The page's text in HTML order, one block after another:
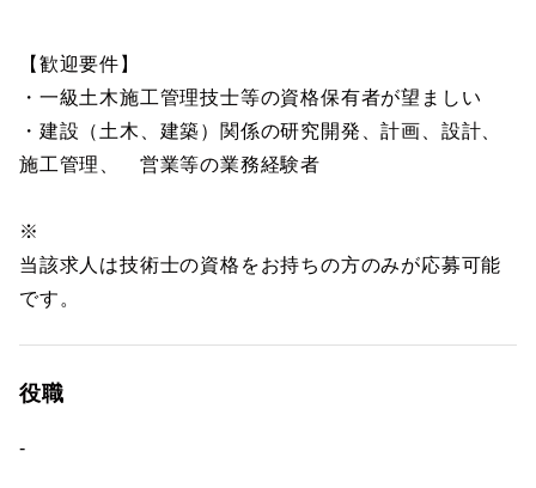
【歓迎要件】
・一級土木施工管理技士等の資格保有者が望ましい
・建設（土木、建築）関係の研究開発、計画、設計、
施工管理、 営業等の業務経験者
※
当該求人は技術士の資格をお持ちの方のみが応募可能
です。
役職
-